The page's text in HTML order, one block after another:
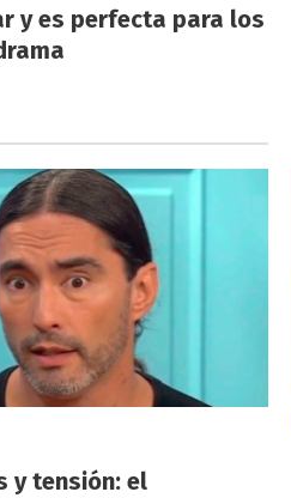
y es perfecta para los
y tensión: el